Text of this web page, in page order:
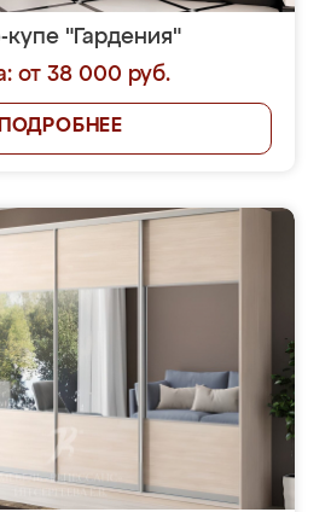
"Гардения"
от 38 000 руб.
ПОДРОБНЕЕ